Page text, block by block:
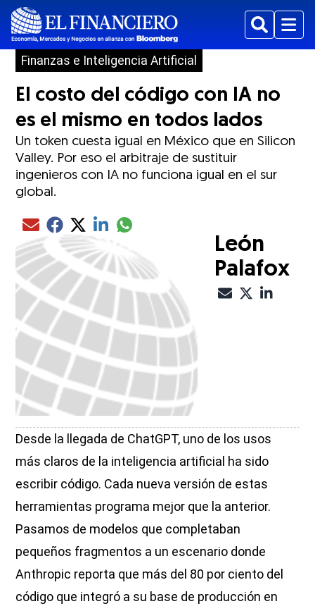
BuscarMenu
Finanzas e Inteligencia Artificial
El costo del código con IA no
es el mismo en todos lados
Un token cuesta igual en México que en Silicon
Valley. Por eso el arbitraje de sustituir
ingenieros con IA no funciona igual en el sur
global.
Compartir el artículo actual mediante Email
Compartir el artículo actual mediante Facebook
Compartir el artículo actual mediante Twitter
Compartir el artículo actual mediante LinkedIn
Compartir el artículo actual mediante
León
Palafox
Desde la llegada de ChatGPT, uno de los usos
más claros de la inteligencia artificial ha sido
escribir código. Cada nueva versión de estas
herramientas programa mejor que la anterior.
Pasamos de modelos que completaban
pequeños fragmentos a un escenario donde
Anthropic reporta que más del 80 por ciento del
código que integró a su base de producción en